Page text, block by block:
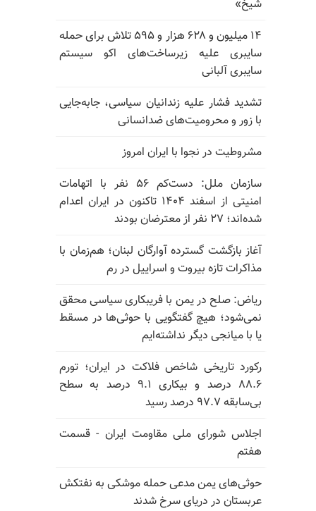
شیخ»
۱۴ میلیون و ۶۲۸ هزار و ۵۹۵ تلاش برای حمله
سایبری علیه زیرساخت‌های اکو سیستم
سایبری آلبانی
تشدید فشار علیه زندانیان سیاسی، جابه‌جایی
با زور و محرومیت‌های ضدانسانی
مشروطیت در نجوا با ایران امروز
سازمان ملل: دست‌کم ۵۶ نفر با اتهامات
امنیتی از اسفند ۱۴۰۴ تاکنون در ایران اعدام
شده‌اند؛ ۲۷ نفر از معترضان بودند
آغاز بازگشت گسترده آوارگان لبنان؛ هم‌زمان با
مذاکرات تازه بیروت و اسراییل در رم
ریاض: صلح در یمن با فریبکاری سیاسی محقق
نمی‌شود؛ هیچ گفتگویی با حوثی‌ها در مسقط
یا با میانجی دیگر نداشته‌ایم
رکورد تاریخی شاخص فلاکت در ایران؛ تورم
۸۸.۶ درصد و بیکاری ۹.۱ درصد به سطح
بی‌سابقه ۹۷.۷ درصد رسید
اجلاس شورای ملی مقاومت ایران - قسمت
هفتم
حوثی‌های یمن مدعی حمله موشکی به نفتکش
عربستان در دریای سرخ شدند